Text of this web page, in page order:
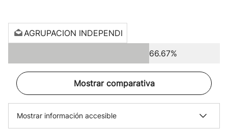
AGRUPACION INDEPENDI
66.67%
Mostrar comparativa
Mostrar información accesible